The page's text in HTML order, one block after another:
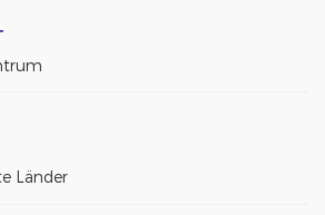
Länder